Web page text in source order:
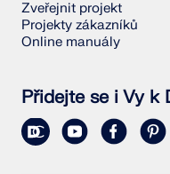
Zveřejnit projekt
Projekty zákazníků
Online manuály
Přidejte se i Vy k